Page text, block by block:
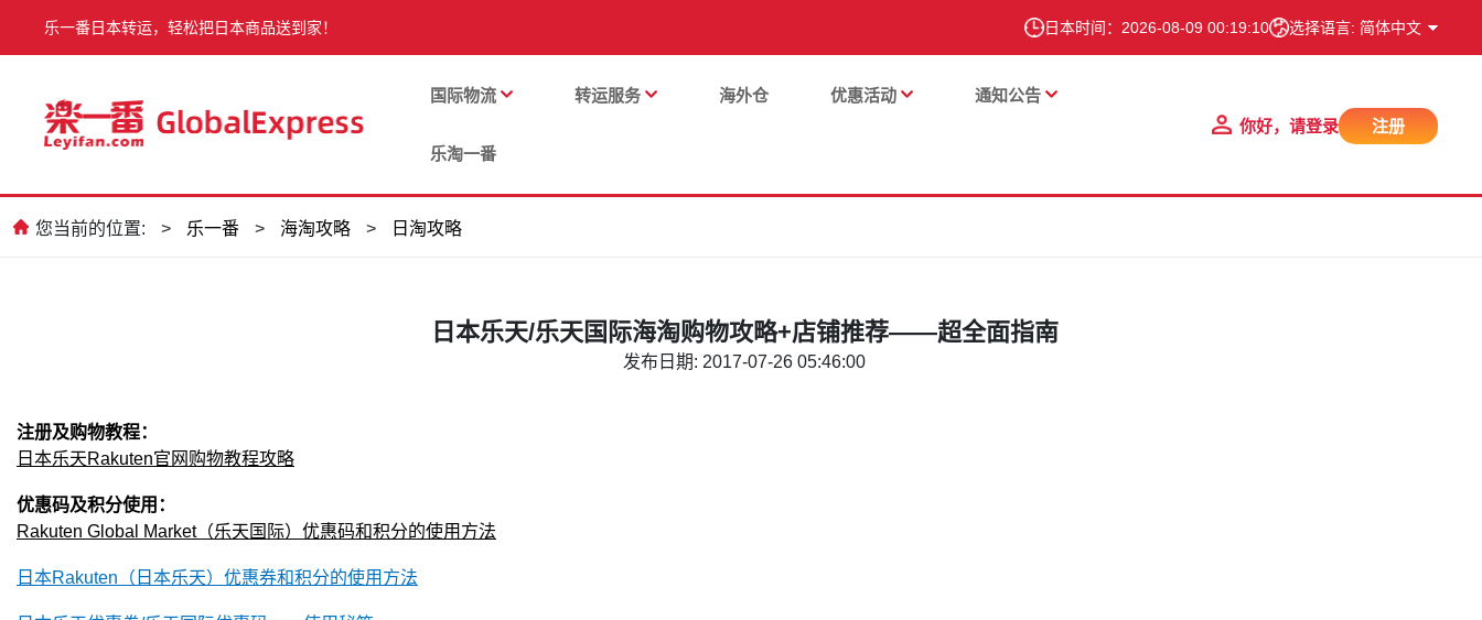
乐一番日本转运，轻松把日本商品送到家！ 日本时间： 2026-08-09 00:19:10 选择语言: 简体中文
国际物流 转运服务 海外仓 优惠活动 通知公告
乐淘一番
你好，请登录 注册
您当前的位置: > 乐一番 > 海淘攻略 > 日淘攻略
日本乐天/乐天国际海淘购物攻略+店铺推荐——超全面指南
发布日期: 2017-07-26 05:46:00
注册及购物教程：
日本乐天Rakuten官网购物教程攻略
优惠码及积分使用：
Rakuten Global Market（乐天国际）优惠码和积分的使用方法
日本Rakuten（日本乐天）优惠券和积分的使用方法